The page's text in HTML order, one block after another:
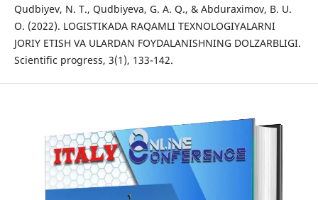
Qudbiyev, N. T., Qudbiyeva, G. A. Q., & Abduraximov, B. U.
O. (2022). LOGISTIKADA RAQAMLI TEXNOLOGIYALARNI
JORIY ETISH VA ULARDAN FOYDALANISHNING DOLZARBLIGI.
Scientific progress, 3(1), 133-142.